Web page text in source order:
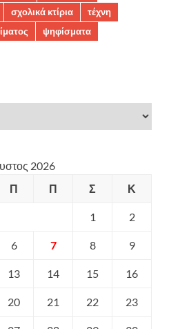
σχολικά κτίρια
τέχνη
ψηφίσματα
2026
Π Π Σ Κ
1 2
6 7 8 9
13 14 15 16
20 21 22 23